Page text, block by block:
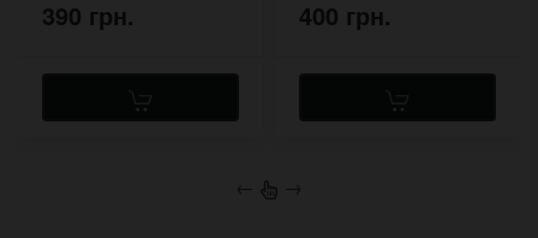
390 грн. 400 грн.
← →